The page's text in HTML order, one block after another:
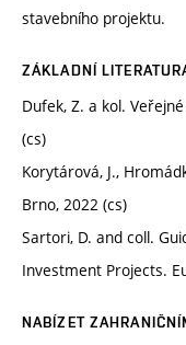
stavebního projektu.
ZÁKLADNÍ
Dufek, Z. a kol.
(cs)
Korytárová, J.,
Brno, 2022 (cs)
Sartori, D. and coll.
Investment Projects.
NABÍZET